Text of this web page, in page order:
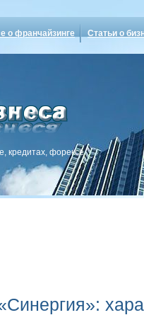
о франчайзинге
Статьи о
кредитах, форексе